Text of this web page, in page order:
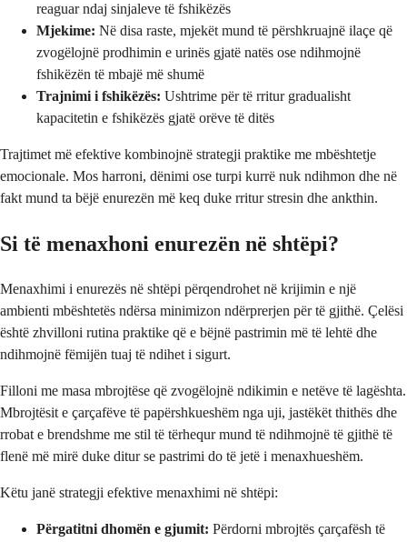
reaguar ndaj sinjaleve të fshikëzës
Mjekime: Në disa raste, mjekët mund të përshkruajnë ilaçe që
zvogëlojnë prodhimin e urinës gjatë natës ose ndihmojnë
fshikëzën të mbajë më shumë
Trajnimi i fshikëzës: Ushtrime për të rritur gradualisht
kapacitetin e fshikëzës gjatë orëve të ditës
Trajtimet më efektive kombinojnë strategji praktike me mbështetje
emocionale. Mos harroni, dënimi ose turpi kurrë nuk ndihmon dhe në
fakt mund ta bëjë enurezën më keq duke rritur stresin dhe ankthin.
Si të menaxhoni enurezën në shtëpi?
Menaxhimi i enurezës në shtëpi përqendrohet në krijimin e një
ambienti mbështetës ndërsa minimizon ndërprerjen për të gjithë. Çelësi
është zhvilloni rutina praktike që e bëjnë pastrimin më të lehtë dhe
ndihmojnë fëmijën tuaj të ndihet i sigurt.
Filloni me masa mbrojtëse që zvogëlojnë ndikimin e netëve të lagështa.
Mbrojtësit e çarçafëve të papërshkueshëm nga uji, jastëkët thithës dhe
rrobat e brendshme me stil të tërhequr mund të ndihmojnë të gjithë të
flenë më mirë duke ditur se pastrimi do të jetë i menaxhueshëm.
Këtu janë strategji efektive menaxhimi në shtëpi:
Përgatitni dhomën e gjumit: Përdorni mbrojtës çarçafësh të